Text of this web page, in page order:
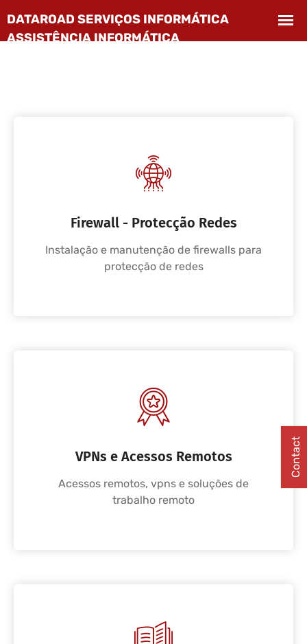
Firewall - Protecção Redes
Instalação e manutenção de firewalls para
protecção de redes
VPNs e Acessos Remotos
Acessos remotos, vpns e soluções de
trabalho remoto
Contact